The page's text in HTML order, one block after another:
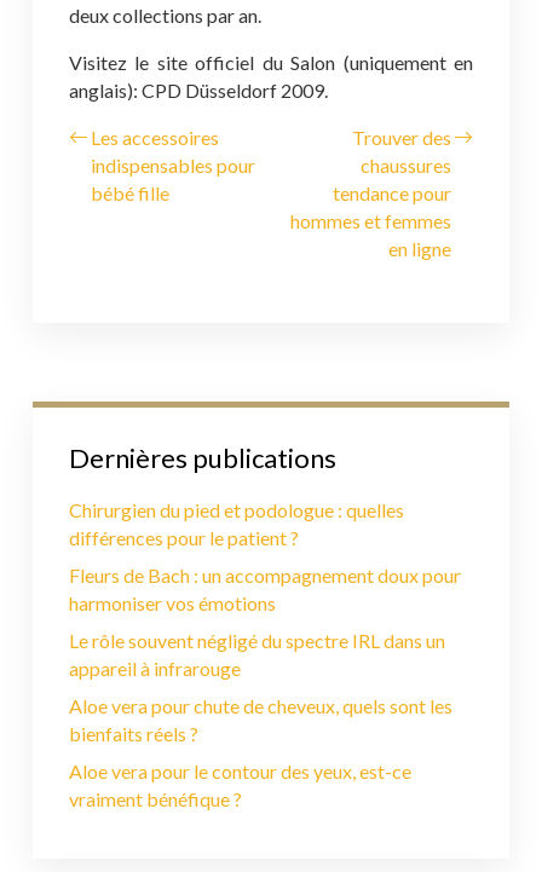
deux collections par an.
Visitez le site officiel du Salon (uniquement en
anglais): CPD Düsseldorf 2009.
Les accessoires
indispensables pour
bébé fille
Trouver des
chaussures
tendance pour
hommes et femmes
en ligne
Dernières publications
Chirurgien du pied et podologue : quelles
différences pour le patient ?
Fleurs de Bach : un accompagnement doux pour
harmoniser vos émotions
Le rôle souvent négligé du spectre IRL dans un
appareil à infrarouge
Aloe vera pour chute de cheveux, quels sont les
bienfaits réels ?
Aloe vera pour le contour des yeux, est-ce
vraiment bénéfique ?